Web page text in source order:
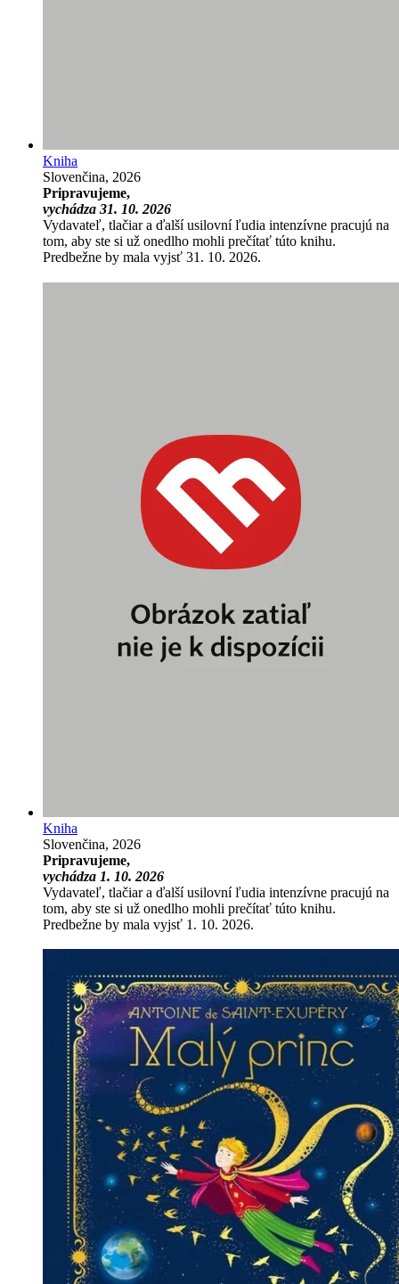
Kniha
Slovenčina, 2026
Pripravujeme,
vychádza 31. 10. 2026
Vydavateľ, tlačiar a ďalší usilovní ľudia intenzívne pracujú na
tom, aby ste si už onedlho mohli prečítať túto knihu.
Predbežne by mala vyjsť 31. 10. 2026.
Kniha
Slovenčina, 2026
Pripravujeme,
vychádza 1. 10. 2026
Vydavateľ, tlačiar a ďalší usilovní ľudia intenzívne pracujú na
tom, aby ste si už onedlho mohli prečítať túto knihu.
Predbežne by mala vyjsť 1. 10. 2026.